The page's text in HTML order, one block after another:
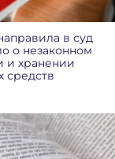
в суд
о незаконном
и хранении
средств